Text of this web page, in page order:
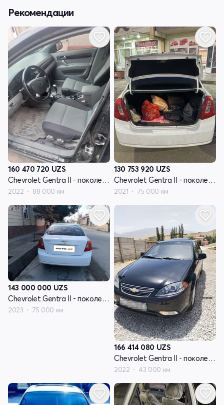
Рекомендации
160 470 720 UZS
Chevrolet Gentra II - поколение
2022 88 000 км
130 753 920 UZS
Chevrolet Gentra II - поколение
2021 75 000 км
143 000 000 UZS
Chevrolet Gentra II - поколение
2023 75 000 км
166 414 080 UZS
Chevrolet Gentra II - поколение
2022 43 000 км